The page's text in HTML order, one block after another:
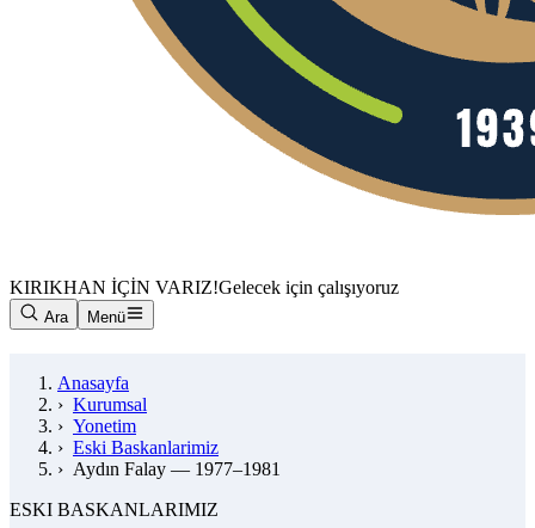
KIRIKHAN İÇİN VARIZ!Gelecek için çalışıyoruz
Ara Menü
Anasayfa
› Kurumsal
› Yonetim
› Eski Baskanlarimiz
› Aydın Falay — 1977–1981
ESKI BASKANLARIMIZ